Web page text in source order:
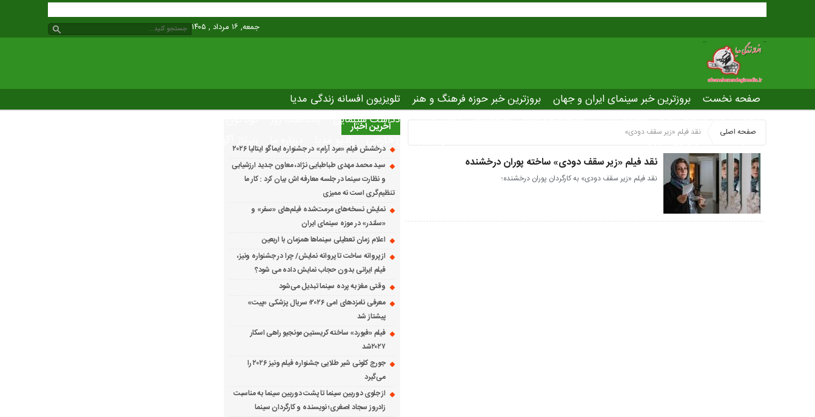
جمعه, ۱۶ مرداد , ۱۴۰۵
صفحه نخست بروزترین خبر سینمای ایران و جهان بروزترین خبر حوزه فرهنگ و هنر
تلویزیون افسانه زندگی مدیا
یادداشت سینمایی
عصر جدید
تلویزیون شهری The latest news of world cinema دانلود فیلم های خارجی رادیو مدیا درباره ما صفحه اصلی نقد فیلم «زیر سقف دودی»
نقد فیلم «زیر سقف دودی» ساخته پوران درخشنده
نقد فیلم «زیر سقف دودی» به کارگردان پوران درخشنده؛
آخرین اخبار
درخشش فیلم «مرد آرام» در جشنواره ایماگو ایتالیا ۲۰۲۶
سید محمد مهدی طباطبایی نژاد، معاون جدید ارزشیابی
و نظارت سینما در جلسه معارفه اش بیان کرد : کار ما
تنظیم‌گری است نه ممیزی
نمایش نسخه‌های مرمت‌شده فیلم‌های «سفر» و
«سلندر» در موزه سینمای ایران
اعلام زمان تعطیلی سینماها همزمان با اربعین
از پروانه ساخت تا پروانه نمایش/ چرا در جشنواره ونیز،
فیلم ایرانی بدون حجاب نمایش داده می شود؟
وقتی مغز به پرده سینما تبدیل می‌شود
معرفی نامزدهای امی ۲۰۲۶؛ سریال پزشکی «پیت»
پیشتاز شد
فیلم «فیورد» ساخته کریستین مونجیو راهی اسکار
۲۰۲۷شد
جورج کلونی شیر طلایی جشنواره فیلم ونیز ۲۰۲۶ را
می‌گیرد
از جلوی دوربین سینما تا پشت دوربین سینما به مناسبت
زادروز سجاد اصغری؛ نویسنده و کارگردان سینما